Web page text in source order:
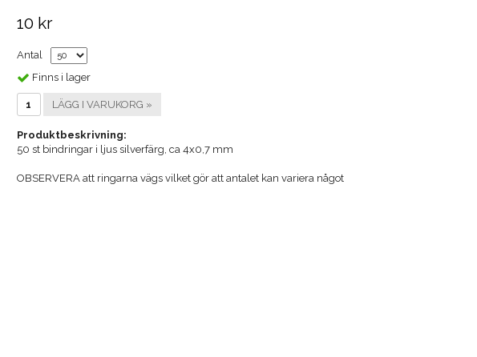
10 kr
Antal
Finns i lager
LÄGG I VARUKORG »
Produktbeskrivning:
50 st bindringar i ljus silverfärg, ca 4x0,7 mm
OBSERVERA att ringarna vägs vilket gör att antalet kan variera något